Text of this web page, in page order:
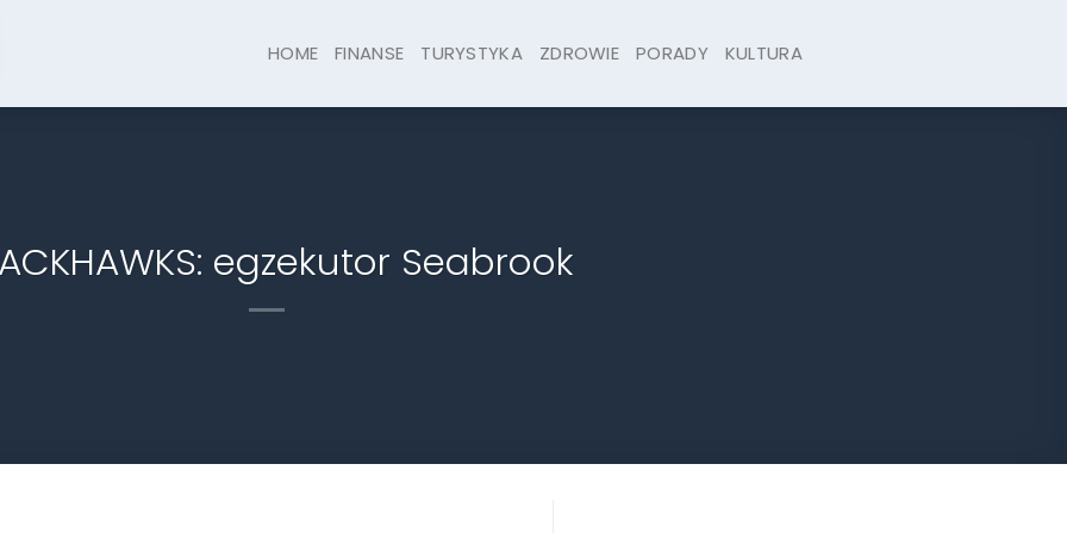
HOME FINANSE TURYSTYKA ZDROWIE PORADY KULTURA
egzekutor Seabrook